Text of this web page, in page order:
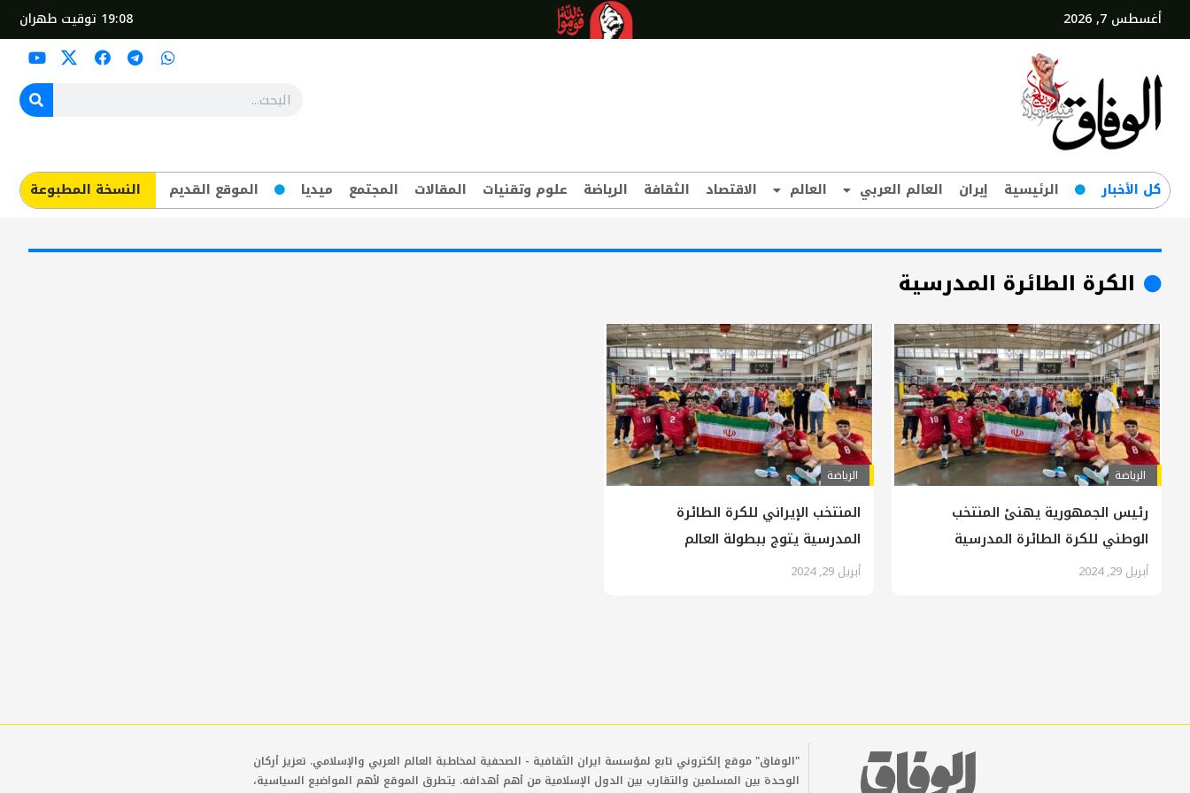
أغسطس 7, 2026 19:08 توقيت طهران
کل‌ الأخبار الرئيسية إيران العالم العربي العالم الاقتصاد الثقافة الرياضة علوم وتقنيات المقالات المجتمع ميديا الموقع القديم ​النسخة المطبوعة
الكرة الطائرة المدرسية
الرياضة
رئيس الجمهورية يهنئ المنتخب
الوطني للكرة الطائرة المدرسية
أبريل 29, 2024
الرياضة
المنتخب الإيراني للكرة الطائرة
المدرسية یتوج ببطولة العالم
أبريل 29, 2024
"الوفاق" موقع إلكتروني تابع لمؤسسة ايران الثقافية - الصحفية لمخاطبة العالم العربي والإسلامي. تعزيز أركان
الوحدة بين المسلمين والتقارب بين الدول الإسلامية من أهم أهدافه. يتطرق الموقع لأهم المواضيع السياسية،